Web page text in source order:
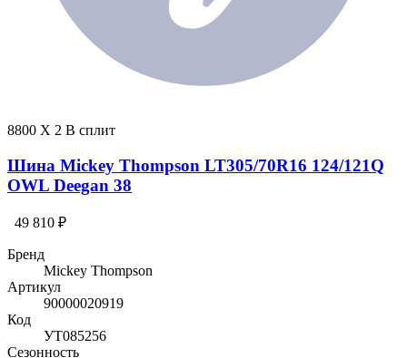
8800 X 2 В сплит
Шина Mickey Thompson LT305/70R16 124/121Q
OWL Deegan 38
49 810 ₽
Бренд
Mickey Thompson
Артикул
90000020919
Код
УТ085256
Сезонность